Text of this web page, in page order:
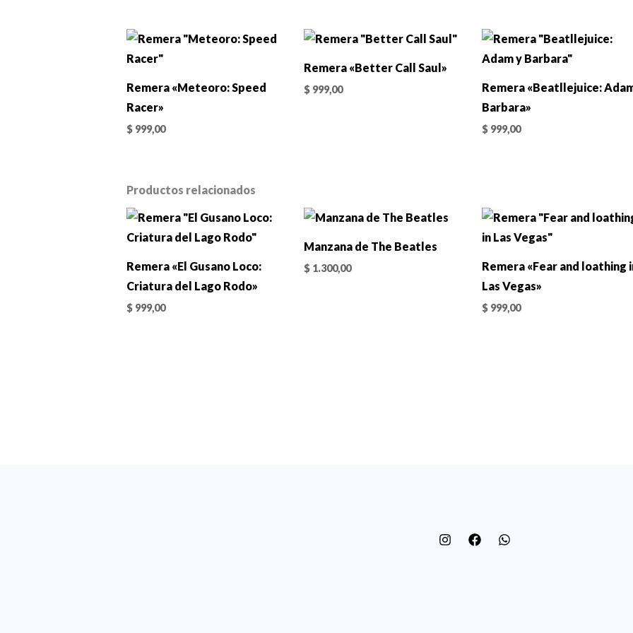
Remera «Meteoro: Speed
Racer»
$999,00
Remera «Better Call Saul»
$ 999,00
Remera «Beatllejuice:
Barbara»
$ 999,00
Productos relacionados
Remera «El Gusano Loco:
Criatura del Lago Rodo»
$999,00
Manzana de The Beatles
$ 1.300,00
Remera «Fear and loathing
Las Vegas»
$ 999,00